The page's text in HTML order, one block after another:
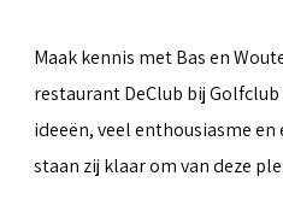
Maak kennis met Bas en
restaurant DeClub bij
ideeën, veel enthousiasme
staan zij klaar om van deze